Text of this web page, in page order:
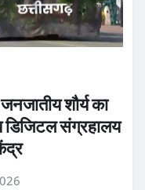
शौर्य का
संग्रहालय